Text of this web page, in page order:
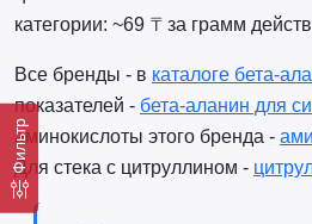
Фильтр
категории: ~69 ₸ за грамм
Все бренды - в каталоге бета-
показателей - бета-аланин для
аминокислоты этого бренда -
Для стека с цитруллином -